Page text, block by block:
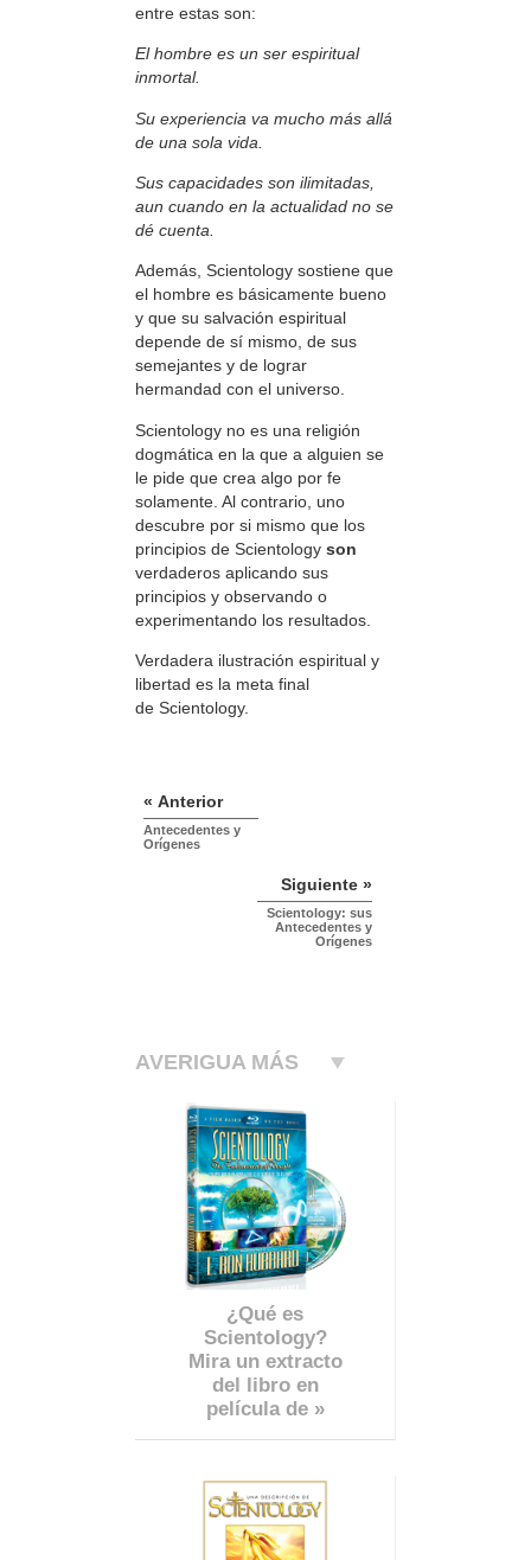
entre estas son:
El hombre es un ser espiritual
inmortal.
Su experiencia va mucho más allá
de una sola vida.
Sus capacidades son ilimitadas,
aun cuando en la actualidad no se
dé cuenta.
Además, Scientology sostiene que
el hombre es básicamente bueno
y que su salvación espiritual
depende de sí mismo, de sus
semejantes y de lograr
hermandad con el universo.
Scientology no es una religión
dogmática en la que a alguien se
le pide que crea algo por fe
solamente. Al contrario, uno
descubre por si mismo que los
principios de Scientology son
verdaderos aplicando sus
principios y observando o
experimentando los resultados.
Verdadera ilustración espiritual y
libertad es la meta final
de Scientology.
« Anterior
Antecedentes y
Orígenes
Siguiente »
Scientology: sus
Antecedentes y
Orígenes
AVERIGUA MÁS
¿Qué es
Scientology?
Mira un extracto
del libro en
película de »